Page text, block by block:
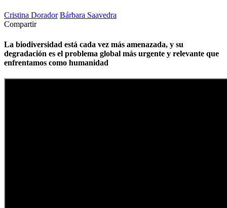
Cristina Dorador Bárbara Saavedra
Compartir
La biodiversidad está cada vez más amenazada, y su
degradación es el problema global más urgente y relevante que
enfrentamos como humanidad